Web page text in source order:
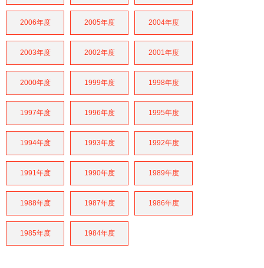
2006年度 2005年度 2004年度
2003年度 2002年度 2001年度
2000年度 1999年度 1998年度
1997年度 1996年度 1995年度
1994年度 1993年度 1992年度
1991年度 1990年度 1989年度
1988年度 1987年度 1986年度
1985年度 1984年度